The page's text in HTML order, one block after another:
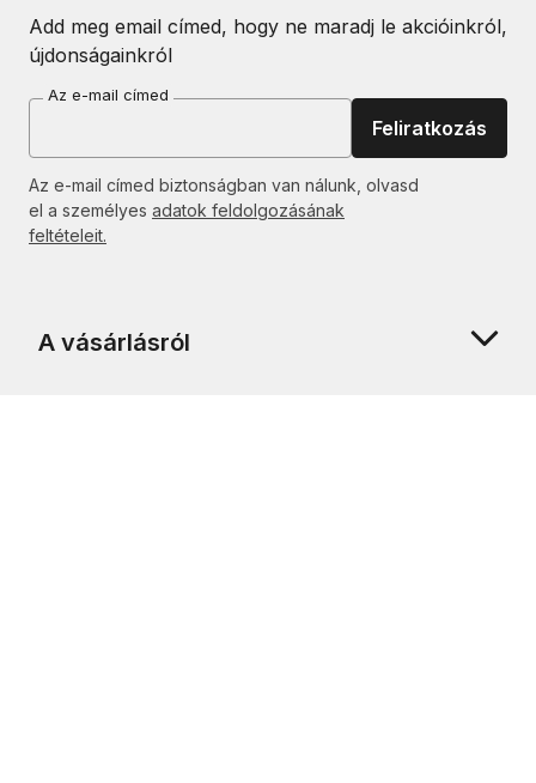
Add meg email címed, hogy ne maradj le akcióinkról,
újdonságainkról
Az e-mail címed
Feliratkozás
Az e-mail címed biztonságban van nálunk, olvasd
el a személyes adatok feldolgozásának
feltételeit.
A vásárlásról